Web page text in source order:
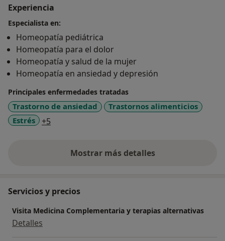
Experiencia
Especialista en:
Homeopatía pediátrica
Homeopatía para el dolor
Homeopatía y salud de la mujer
Homeopatía en ansiedad y depresión
Principales enfermedades tratadas
Trastorno de ansiedad
Trastornos alimenticios
Estrés
+5
Mostrar más detalles
sobre la experiencia
Servicios y precios
Visita Medicina Complementaria y terapias alternativas
Detalles